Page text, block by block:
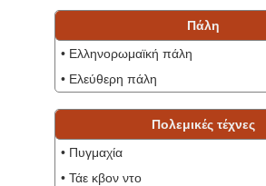
Πάλη
• Ελληνορωμαϊκή πάλη
• Ελεύθερη πάλη
Πολεμικές τέχνες
• Πυγμαχία
• Τάε κβον ντο